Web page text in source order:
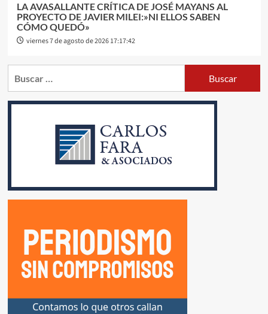
LA AVASALLANTE CRÍTICA DE JOSÉ MAYANS AL
PROYECTO DE JAVIER MILEI:»NI ELLOS SABEN
CÓMO QUEDÓ»
viernes 7 de agosto de 2026 17:17:42